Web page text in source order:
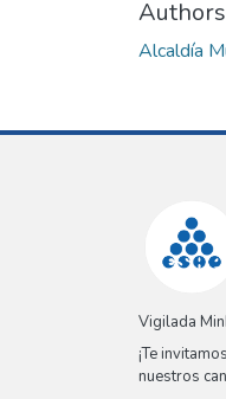
Authors
Alcaldía
Vigilada
¡Te
nuestros